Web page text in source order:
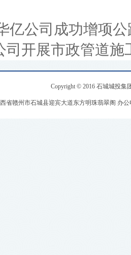
亿公司成功增项
司开展市政管道
Copyright © 2016 石城城投集
省赣州市石城县迎宾大道东方明珠翡翠阁 办公